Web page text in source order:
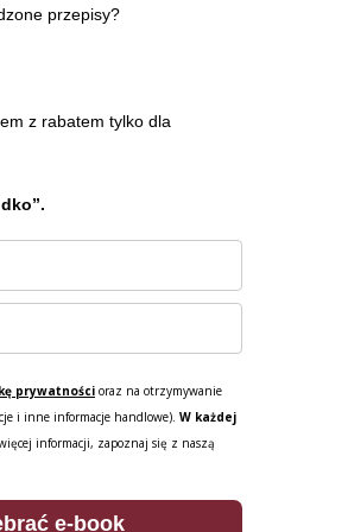
przepisy?
z rabatem tylko dla
prywatności oraz na otrzymywanie
i inne informacje handlowe). W każdej
informacji, zapoznaj się z naszą
e-book